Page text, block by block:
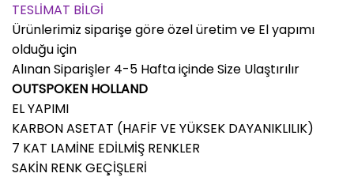
TESLİMAT BİLGİ
Ürünlerimiz siparişe göre özel üretim ve El yapımı
olduğu için
Alınan Siparişler 4-5 Hafta içinde Size Ulaştırılır
OUTSPOKEN HOLLAND
EL YAPIMI
KARBON ASETAT (HAFİF VE YÜKSEK DAYANIKLILIK)
7 KAT LAMİNE EDİLMİŞ RENKLER
SAKİN RENK GEÇİŞLERİ